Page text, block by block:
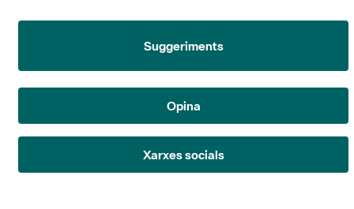
Suggeriments
Opina
Xarxes socials